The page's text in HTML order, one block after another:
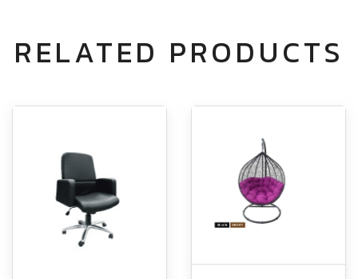
RELATED PRODUCTS